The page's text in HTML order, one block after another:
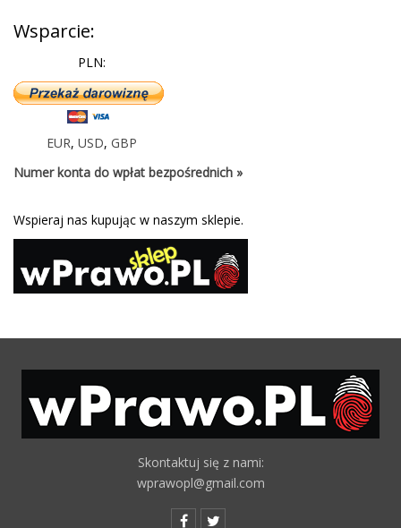
Wsparcie:
PLN:
EUR, USD, GBP
Numer konta do wpłat bezpośrednich »
Wspieraj nas kupując w naszym sklepie.
Skontaktuj się z nami:
wprawopl@gmail.com